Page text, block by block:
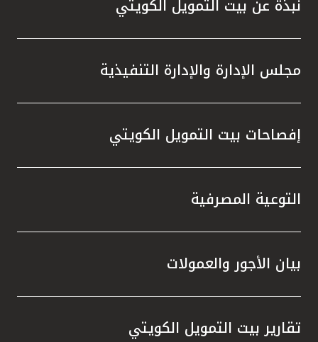
ماليزيا
مصر
مملكة البحرين
نبذة عن بيت التمويل الكويتي
مجلس الإدارة والإدارة التنفيذية
إفصاحات بيت التمويل الكويتي
التوعية المصرفية
بيان الأجور والعمولات
تقارير بيت التمويل الكويتي